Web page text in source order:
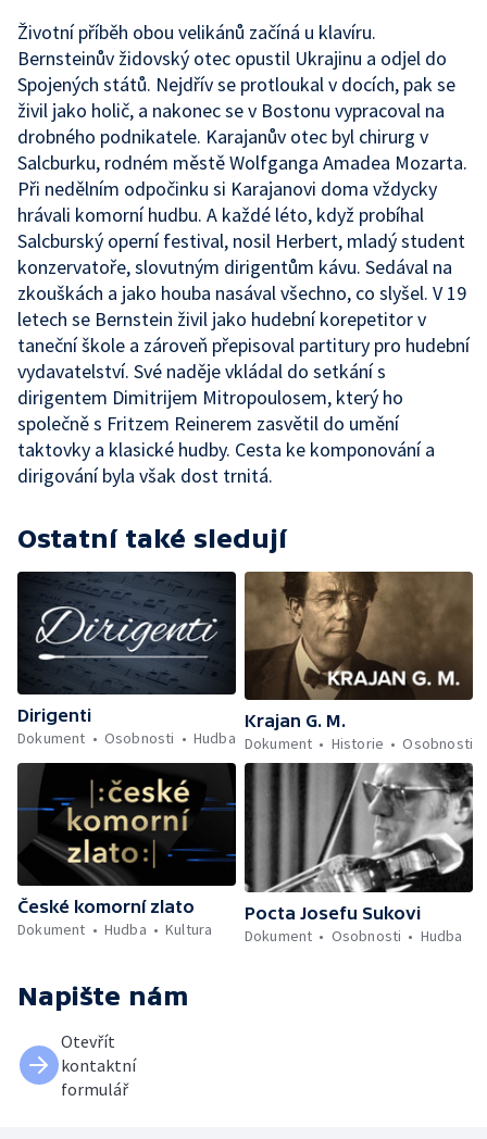
Životní příběh obou velikánů začíná u klavíru.
Bernsteinův židovský otec opustil Ukrajinu a odjel do
Spojených států. Nejdřív se protloukal v docích, pak se
živil jako holič, a nakonec se v Bostonu vypracoval na
drobného podnikatele. Karajanův otec byl chirurg v
Salcburku, rodném městě Wolfganga Amadea Mozarta.
Při nedělním odpočinku si Karajanovi doma vždycky
hrávali komorní hudbu. A každé léto, když probíhal
Salcburský operní festival, nosil Herbert, mladý student
konzervatoře, slovutným dirigentům kávu. Sedával na
zkouškách a jako houba nasával všechno, co slyšel. V 19
letech se Bernstein živil jako hudební korepetitor v
taneční škole a zároveň přepisoval partitury pro hudební
vydavatelství. Své naděje vkládal do setkání s
dirigentem Dimitrijem Mitropoulosem, který ho
společně s Fritzem Reinerem zasvětil do umění
taktovky a klasické hudby. Cesta ke komponování a
dirigování byla však dost trnitá.
Ostatní také sledují
Dirigenti
Dokument
Osobnosti Hudba
Krajan G. M.
Dokument
Historie Osobnosti
České komorní zlato
Dokument
Hudba Kultura
Pocta Josefu Sukovi
Dokument
Osobnosti Hudba
Napište nám
Otevřít
kontaktní
formulář